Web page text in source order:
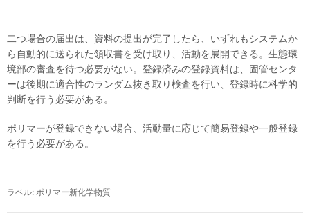
二つ場合の届出は、資料の提出が完了したら、いずれもシステムか
ら自動的に送られた領収書を受け取り、活動を展開できる。生態環
境部の審査を待つ必要がない。登録済みの登録資料は、固管センタ
ーは後期に適合性のランダム抜き取り検査を行い、登録時に科学的
判断を行う必要がある。
ポリマーが登録できない場合、活動量に応じて簡易登録や一般登録
を行う必要がある。
ラベル: ポリマー新化学物質